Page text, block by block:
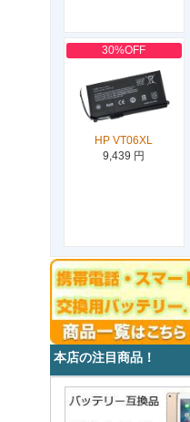
30%OFF
HP VT06XL
9,439 円
本店の注目商品！